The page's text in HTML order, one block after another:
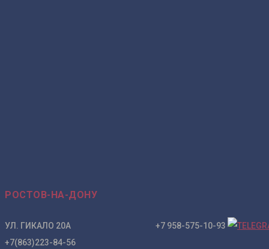
РОСТОВ-НА-ДОНУ
УЛ. ГИКАЛО 20А +7 958-575-10-93
+7(863)223-84-56